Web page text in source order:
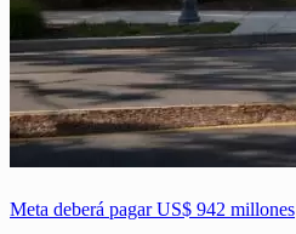
Meta deberá pagar US$ 942 millones